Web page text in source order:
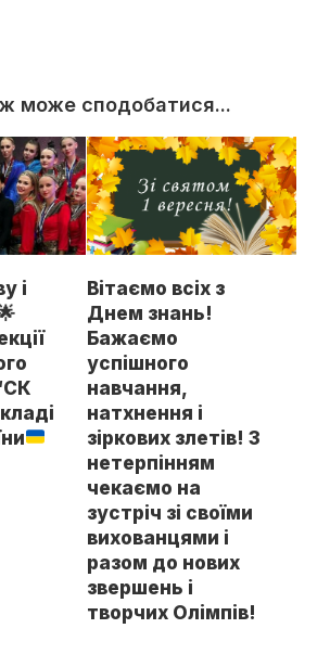
може сподобатися...
і
Вітаємо всіх з
Днем знань!
Бажаємо
успішного
навчання,
натхнення і
зіркових злетів! З
нетерпінням
чекаємо на
зустріч зі своїми
вихованцями і
разом до нових
звершень і
творчих Олімпів!